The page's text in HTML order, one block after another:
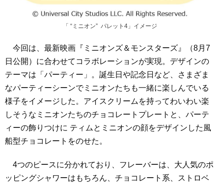
「 “ミニオン” パレット4」イメージ
今回は、最新映画『ミニオンズ＆モンスターズ』（8月7
日公開）に合わせてコラボレーションが実現。デザインの
テーマは「パーティー」。誕生日や記念日など、さまざま
なパーティーシーンでミニオンたちも一緒に楽しんでいる
様子をイメージした。アイスクリームを持ってわいわい楽
しそうなミニオンたちのチョコレートプレートと、パーテ
ィーの飾りつけに ティムとミニオンの顔をデザインした風
船型チョコレートをのせた。
4つのピースに分かれており、フレーバーは、大人気のポ
ッピングシャワーはもちろん、チョコレート系、ストロベ